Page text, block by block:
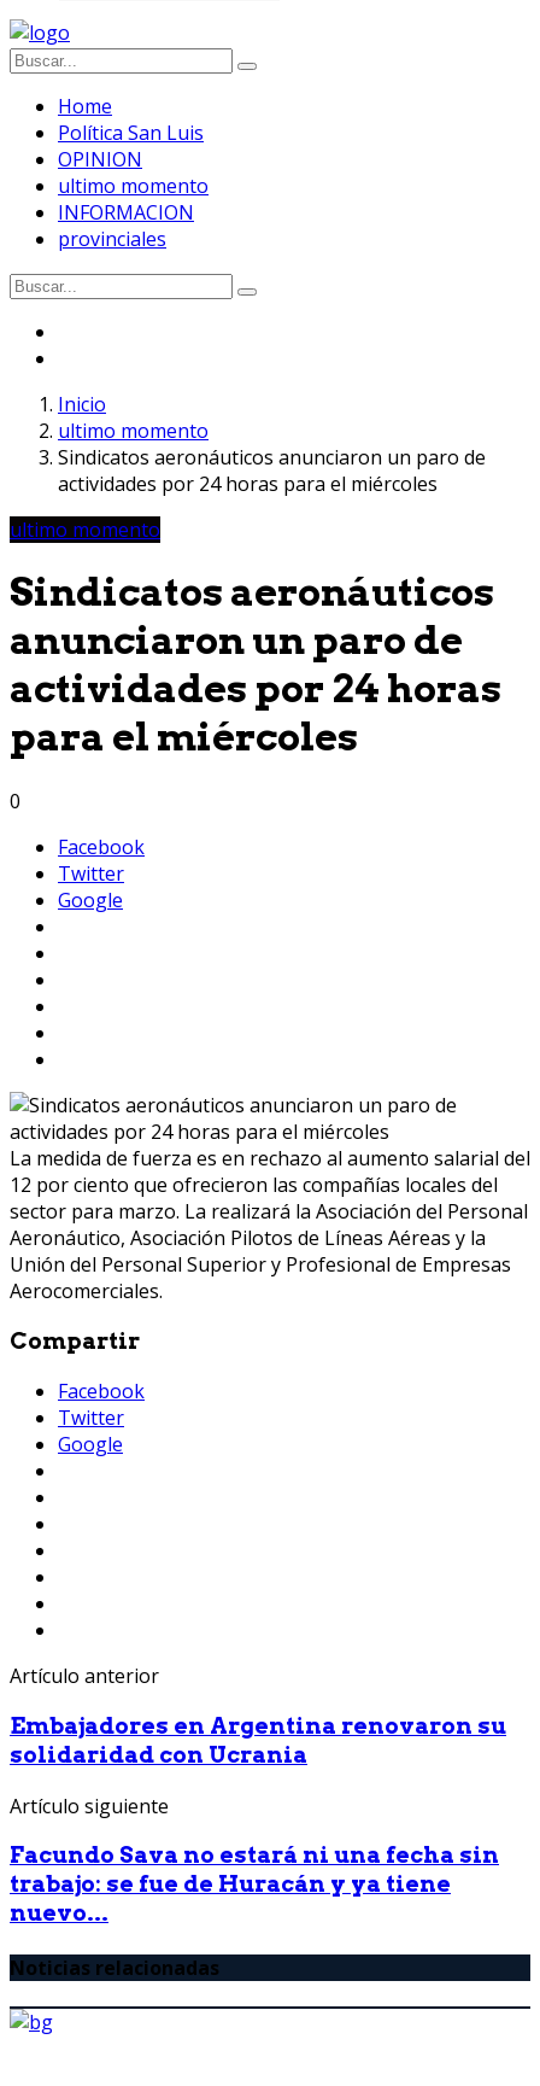
Home
Política San Luis
OPINION
ultimo momento
INFORMACION
provinciales
Inicio
ultimo momento
Sindicatos aeronáuticos anunciaron un paro de
actividades por 24 horas para el miércoles
ultimo momento
Sindicatos aeronáuticos
anunciaron un paro de
actividades por 24 horas
para el miércoles
0
Facebook
Twitter
Google
La medida de fuerza es en rechazo al aumento salarial del
12 por ciento que ofrecieron las compañías locales del
sector para marzo. La realizará la Asociación del Personal
Aeronáutico, Asociación Pilotos de Líneas Aéreas y la
Unión del Personal Superior y Profesional de Empresas
Aerocomerciales.
Compartir
Facebook
Twitter
Google
Artículo anterior
Embajadores en Argentina renovaron su
solidaridad con Ucrania
Artículo siguiente
Facundo Sava no estará ni una fecha sin
trabajo: se fue de Huracán y ya tiene
nuevo...
Noticias relacionadas